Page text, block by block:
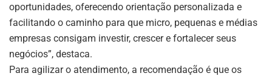
oportunidades, oferecendo orientação personalizada e
facilitando o caminho para que micro, pequenas e médias
empresas consigam investir, crescer e fortalecer seus
negócios”, destaca.
Para agilizar o atendimento, a recomendação é que os